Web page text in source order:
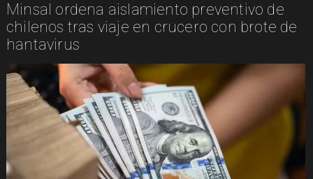
Minsal ordena aislamiento preventivo de
chilenos tras viaje en crucero con brote de
hantavirus